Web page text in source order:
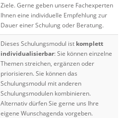
Ziele. Gerne geben unsere Fachexperten
Ihnen eine individuelle Empfehlung zur
Dauer einer Schulung oder Beratung.
Dieses Schulungsmodul ist komplett
individualisierbar: Sie können einzelne
Themen streichen, ergänzen oder
priorisieren. Sie können das
Schulungsmodul mit anderen
Schulungsmodulen kombinieren.
Alternativ dürfen Sie gerne uns Ihre
eigene Wunschagenda vorgeben.